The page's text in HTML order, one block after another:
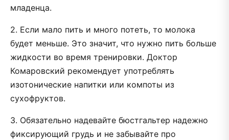
младенца.
2. Если мало пить и много потеть, то молока
будет меньше. Это значит, что нужно пить больше
жидкости во время тренировки. Доктор
Комаровский рекомендует употреблять
изотонические напитки или компоты из
сухофруктов.
3. Обязательно надевайте бюстгальтер надежно
фиксирующий грудь и не забывайте про